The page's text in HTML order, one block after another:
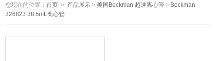
您现在的位置：首页 > 产品展示 >美国Beckman 超速离心管 > Beckman
326823 38.5mL离心管